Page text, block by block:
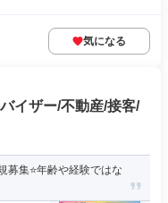
気になる
イザー/不動産/接客/
募集⭐年齢や経験ではな